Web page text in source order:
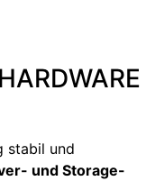
stabil und
und Storage-